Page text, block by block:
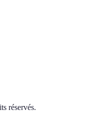
réservés.